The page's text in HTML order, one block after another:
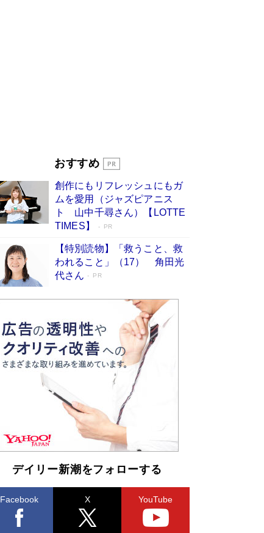
開発への関心を押し上げた18年の物語に幕 特装
Book Bang
「不意に涙が出そうに…」高嶋政伸が明かし
た“13歳の娘を暴行する役”への葛藤 インティマ
シーコーディネーターに支えられたNHK『大奥』
おすすめ
創作にもリフレッシュにもガ
ムを愛用（ジャズピアニス
ト 山中千尋さん）【LOTTE
TIMES】
PR
【特別読物】「救うこと、救
われること」（17） 角田光
代さん
PR
デイリー新潮をフォローする
Facebook X YouTube